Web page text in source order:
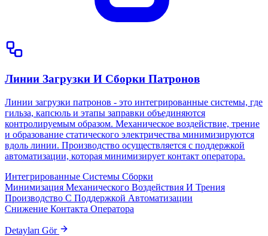
Линии Загрузки И Сборки Патронов
Линии загрузки патронов - это интегрированные системы, где
гильза, капсюль и этапы заправки объединяются
контролируемым образом. Механическое воздействие, трение
и образование статического электричества минимизируются
вдоль линии. Производство осуществляется с поддержкой
автоматизации, которая минимизирует контакт оператора.
Интегрированные Системы Сборки
Минимизация Механического Воздействия И Трения
Производство С Поддержкой Автоматизации
Снижение Контакта Оператора
Detayları Gör